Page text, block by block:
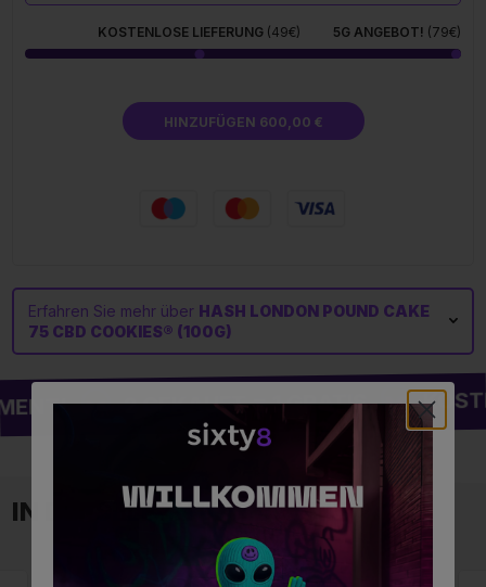
KOSTENLOSE LIEFERUNG (49€) 5G ANGEBOT! (79€)
HINZUFÜGEN 600,00 €
Erfahren Sie mehr über HASH LONDON POUND CAKE
75 CBD COOKIES® (100G)
2 GEKAUFT = 1 GRATIS
IN DERSELBEN KATEGORIE ⚡